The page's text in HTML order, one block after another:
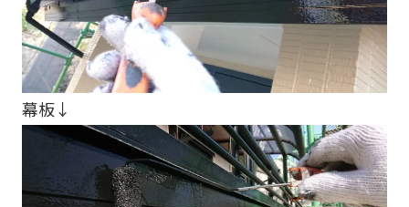
幕板↓